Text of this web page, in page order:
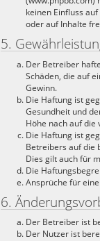
keinen Einfluss
oder auf Inhalte
5.
Der Betreiber
Schäden, die auf
Gewinn.
Die Haftung ist
Gesundheit und
Höhe nach auf
Die Haftung ist
Betreibers auf die
Dies gilt auch für
Die
Ansprüche für
6.
Der Betreiber ist
Der Nutzer ist